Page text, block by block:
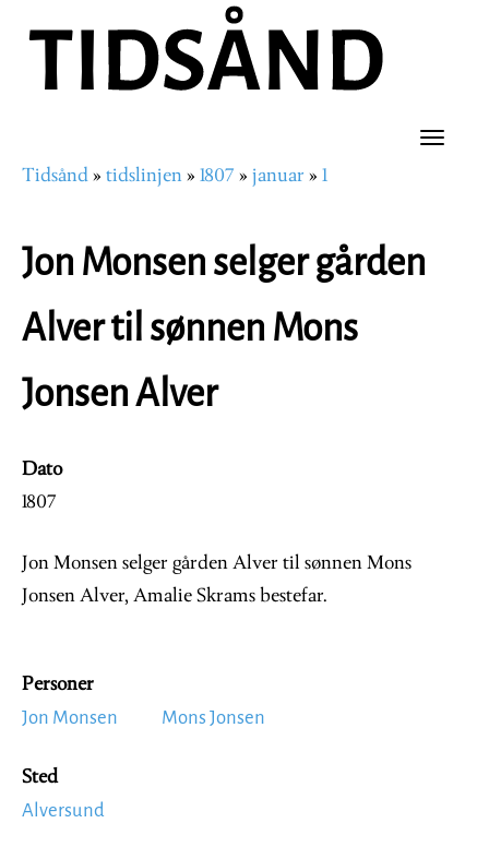
hovedinnhold
Toggle
Navigasjonssti
Tidsånd tidslinjen 1807 januar 1
Jon Monsen selger gården
Alver til sønnen Mons
Jonsen Alver
Dato
1807
Jon Monsen selger gården Alver til sønnen Mons
Jonsen Alver, Amalie Skrams bestefar.
Personer
Jon Monsen
Mons Jonsen
Sted
Alversund